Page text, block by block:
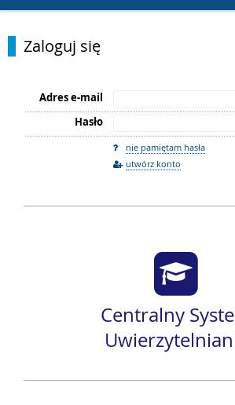
Zaloguj się
Adres e-mail
Hasło
nie pamiętam hasła
utwórz konto
Centralny